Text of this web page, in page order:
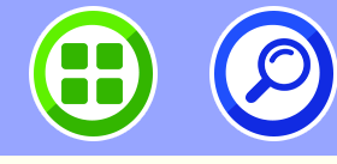
語認證加強班（9